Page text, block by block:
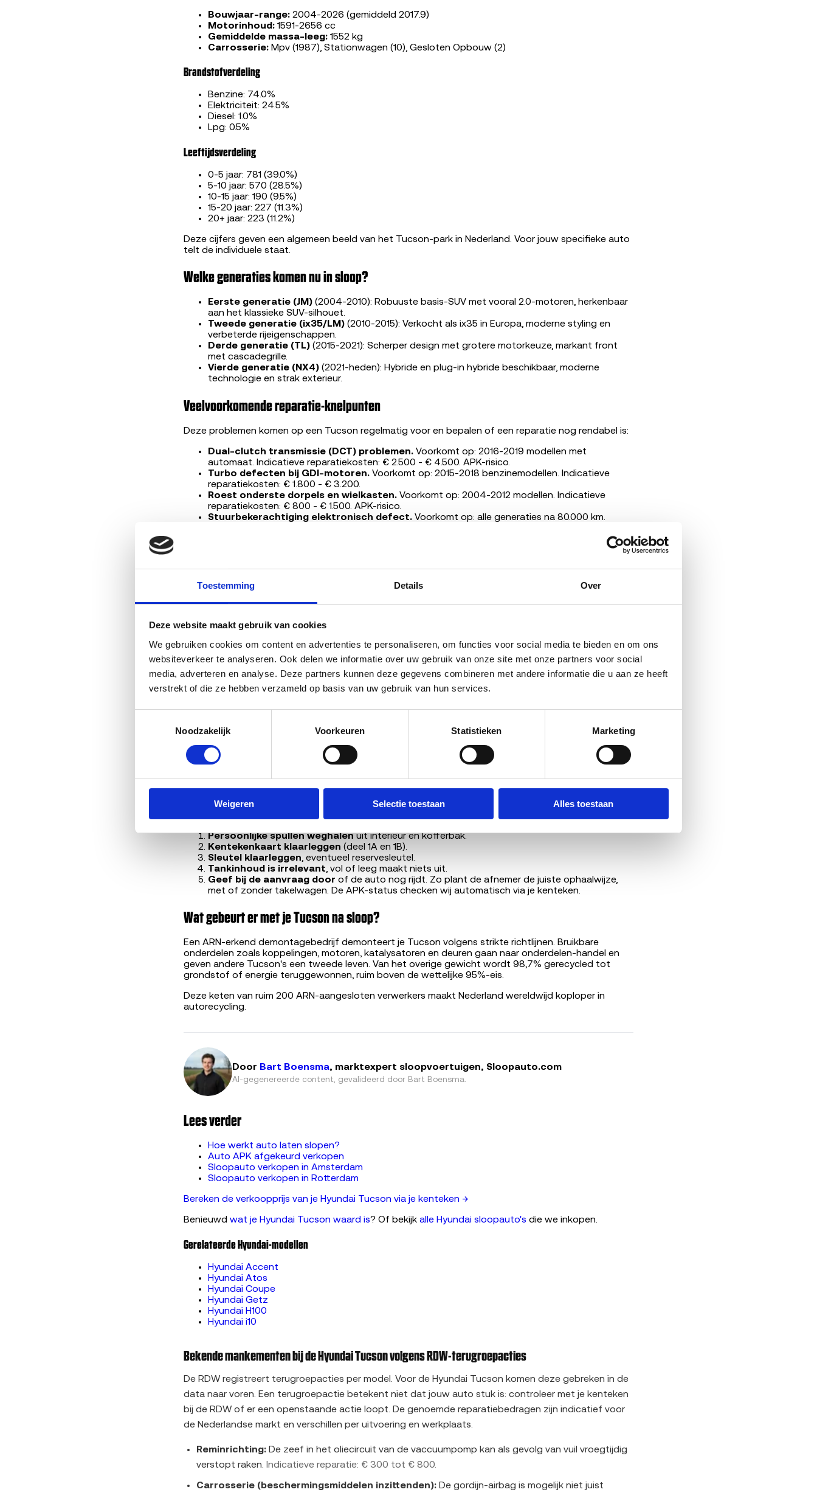
Toestemming Details Over
Deze website maakt gebruik van cookies
We gebruiken cookies om content en advertenties te personaliseren, om functies voor social media te bieden en om ons
websiteverkeer te analyseren. Ook delen we informatie over uw gebruik van onze site met onze partners voor social
media, adverteren en analyse. Deze partners kunnen deze gegevens combineren met andere informatie die u aan ze heeft
verstrekt of die ze hebben verzameld op basis van uw gebruik van hun services.
Noodzakelijk
Voorkeuren Statistieken Marketing
Weigeren Selectie toestaan Alles toestaan
Bouwjaar-range: 2004-2026 (gemiddeld 2017.9)
Motorinhoud: 1591-2656 cc
Gemiddelde massa-leeg: 1552 kg
Carrosserie: Mpv (1987), Stationwagen (10), Gesloten Opbouw (2)
Brandstofverdeling
Benzine: 74.0%
Elektriciteit: 24.5%
Diesel: 1.0%
Lpg: 0.5%
Leeftijdsverdeling
0-5 jaar: 781 (39.0%)
5-10 jaar: 570 (28.5%)
10-15 jaar: 190 (9.5%)
15-20 jaar: 227 (11.3%)
20+ jaar: 223 (11.2%)
Deze cijfers geven een algemeen beeld van het Tucson-park in Nederland. Voor jouw specifieke auto
telt de individuele staat.
Welke generaties komen nu in sloop?
Eerste generatie (JM) (2004-2010): Robuuste basis-SUV met vooral 2.0-motoren, herkenbaar
aan het klassieke SUV-silhouet.
Tweede generatie (ix35/LM) (2010-2015): Verkocht als ix35 in Europa, moderne styling en
verbeterde rijeigenschappen.
Derde generatie (TL) (2015-2021): Scherper design met grotere motorkeuze, markant front
met cascadegrille.
Vierde generatie (NX4) (2021-heden): Hybride en plug-in hybride beschikbaar, moderne
technologie en strak exterieur.
Veelvoorkomende reparatie-knelpunten
Deze problemen komen op een Tucson regelmatig voor en bepalen of een reparatie nog rendabel is:
Dual-clutch transmissie (DCT) problemen. Voorkomt op: 2016-2019 modellen met
automaat. Indicatieve reparatiekosten: € 2.500 - € 4.500. APK-risico.
Turbo defecten bij GDI-motoren. Voorkomt op: 2015-2018 benzinemodellen. Indicatieve
reparatiekosten: € 1.800 - € 3.200.
Roest onderste dorpels en wielkasten. Voorkomt op: 2004-2012 modellen. Indicatieve
reparatiekosten: € 800 - € 1.500. APK-risico.
Stuurbekerachtiging elektronisch defect. Voorkomt op: alle generaties na 80.000 km.
Reparatie is meestal rendabel bij Tucsons tot circa 150.000 kilometer en jonger dan 2015, mits geen
transmissieschade aanwezig is. Bij oudere modellen (voor 2010) met ernstige roestvorming of
motorische problemen weegt de sloopwaarde vaak op tegen de investeringen. Voor hybride-
reparatie of verkoop.
Wat bepaalt jouw verkoopprijs?
Het bedrag dat je krijgt voor je auto is uniek en hangt af van zes factoren:
APK-status, afgekeurd betekent meestal lager bod maar verhindert verkoop niet
Werkende katalysator
Marktvraag
voor gebruikte onderdelen van dit model
Wat doe je voor de ophaaldag?
Persoonlijke spullen weghalenuit interieur en kofferbak.
Kentekenkaart klaarleggen (deel 1A en 1B).
Sleutel klaarleggen, eventueel reservesleutel.
Tankinhoud is irrelevant, vol of leeg maakt niets uit.
Geef bij de aanvraag door of de auto nog rijdt. Zo plant de afnemer de juiste ophaalwijze,
met of zonder takelwagen. De APK-status checken wij automatisch via je kenteken.
Wat gebeurt er met je Tucson na sloop?
Een ARN-erkend demontagebedrijf demonteert je Tucson volgens strikte richtlijnen. Bruikbare
onderdelen zoals koppelingen, motoren, katalysatoren en deuren gaan naar onderdelen-handel en
geven andere Tucson's een tweede leven. Van het overige gewicht wordt 98,7% gerecycled tot
grondstof of energie teruggewonnen, ruim boven de wettelijke 95%-eis.
Deze keten van ruim 200 ARN-aangesloten verwerkers maakt Nederland wereldwijd koploper in
autorecycling.
Door Bart Boensma, marktexpert sloopvoertuigen, Sloopauto.com
AI-gegenereerde content, gevalideerd door Bart Boensma.
Lees verder
Hoe werkt auto laten slopen?
Auto APK afgekeurd verkopen
Sloopauto verkopen in Amsterdam
Sloopauto verkopen in Rotterdam
Bereken de verkoopprijs van je Hyundai Tucson via je kenteken →
Benieuwd wat je Hyundai Tucson waard is? Of bekijk alle Hyundai sloopauto's die we inkopen.
Gerelateerde Hyundai-modellen
Hyundai Accent
Hyundai Atos
Hyundai Coupe
Hyundai Getz
Hyundai H100
Hyundai i10
Bekende mankementen bij de Hyundai Tucson volgens RDW-terugroepacties
De RDW registreert terugroepacties per model. Voor de Hyundai Tucson komen deze gebreken in de
data naar voren. Een terugroepactie betekent niet dat jouw auto stuk is: controleer met je kenteken
bij de RDW of er een openstaande actie loopt. De genoemde reparatiebedragen zijn indicatief voor
de Nederlandse markt en verschillen per uitvoering en werkplaats.
Reminrichting:De zeef in het oliecircuit van de vaccuumpomp kan als gevolg van vuil vroegtijdig
verstopt raken. Indicatieve reparatie: € 300 tot € 800.
Carrosserie (beschermingsmiddelen inzittenden):De gordijn-airbag is mogelijk niet juist